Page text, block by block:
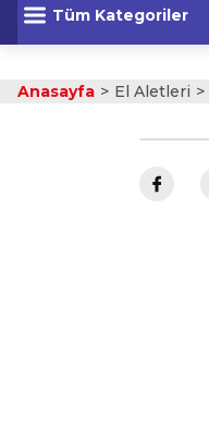
Tüm Kategoriler
Anasayfa El Aletleri